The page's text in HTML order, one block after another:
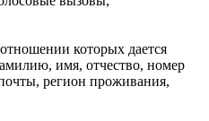
которых дается
имя, отчество, номер
регион проживания,